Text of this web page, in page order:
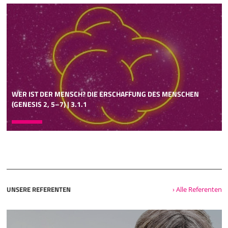
Bethlehem geboren wird. Dann blättern Sie ein paar Seiten
weiter, sind Sie bei Matthäus. Und da steht das dann auch.
In der hebräischen Bibel ist das anders. Da stehen die
Propheten in der Mitte. Da steht am Anfang die Tora, die
grundlegende Weisung Gottes für Israel, die
Schöpfungsgeschichte und die Gesetzgebung vom Sinai,
die zehn Gebote und alle anderen Gebote, der
Versöhnungstag, bis Deuteronomium, 5. Mose, 34. Dann
kommt der zweite Kanonteil, der heißt "Propheten" und
fängt überraschenderweise mit einem Buch an,
04:05
das bei uns bei den Geschichtsbüchern steht, nämlich mit
Königtums Sauls und dann des Königtums Davids, und
Ende. Ein wichtiger Punkt, der uns auch bei der Deutung
Tod des Königs Salomo das bis dahin einheitliche Reich in
zwei Staaten zerfiel. Die Menschen aus dem Norden
WER IST DER MENSCH? DIE ERSCHAFFUNG DES MENSCHEN
(GENESIS 2, 5–7) | 3.1.1
UNSERE REFERENTEN › Alle Referenten